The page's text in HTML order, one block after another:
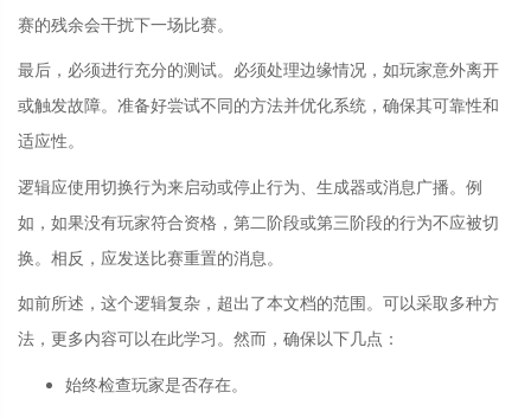
赛的残余会干扰下一场比赛。
最后，必须进行充分的测试。必须处理边缘情况，如玩家意外离开
或触发故障。准备好尝试不同的方法并优化系统，确保其可靠性和
适应性。
逻辑应使用切换行为来启动或停止行为、生成器或消息广播。例
如，如果没有玩家符合资格，第二阶段或第三阶段的行为不应被切
换。相反，应发送比赛重置的消息。
如前所述，这个逻辑复杂，超出了本文档的范围。可以采取多种方
法，更多内容可以在此学习。然而，确保以下几点：
始终检查玩家是否存在。